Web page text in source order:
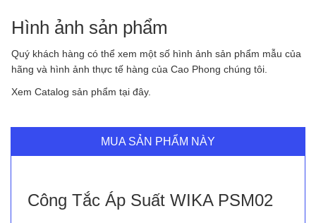
Hình ảnh sản phẩm
Quý khách hàng có thể xem một số hình ảnh sản phẩm mẫu của
hãng và hình ảnh thực tế hàng của Cao Phong chúng tôi.
Xem Catalog sản phẩm tại đây.
MUA SẢN PHẨM NÀY
Công Tắc Áp Suất WIKA PSM02